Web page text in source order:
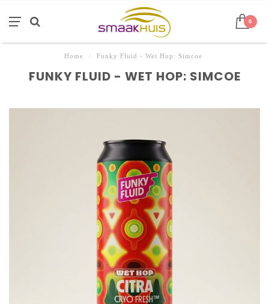
0
Home Funky Fluid - Wet Hop: Simcoe
FUNKY FLUID - WET HOP: SIMCOE